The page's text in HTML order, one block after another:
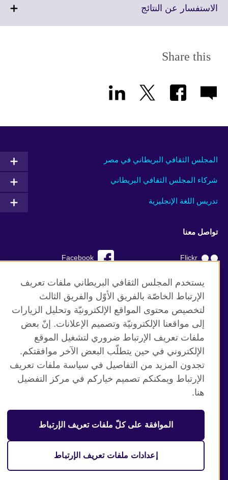
More
الاستفسار عن النتائج
Share this
المجلس الثقافي البريطاني في مصر
شركاء المجلس الثقافي البريطاني
تدريس اللغة الإنجليزية
تواصل معنا
Facebook Flickr
YouTube RSS
TikTok
موقع المجلس الثقافي البريطاني العالمي
الخصوصية وشروط الاستخدام
ملفات تعريف الإرتباط
خارطة الموقع
منظمة المملكة المتحدة الدولية للعلاقات الثقافية والفرص
يستخدم المجلس الثقافي البريطاني ملفات تعريف
الإرتباط الخاصّة بالفريق الأوّل والفريق الثالث
لتخصيص محتوى المواقع الإلكترونيّة وتحليل الزيارات
إلى مواقعنا الإلكترونيّة وتصميم الإعلانات. إنّ بعض
ملفات تعريف الإرتباط ضروري لتشغيل الموقع
الإلكتروني في حين يتطلّب البعض الآخر موافقتكم.
تجدون المزيد من التفاصيل في سياسة ملفات تعريف
الإرتباط ويمكنكم تصميم خياركم في مركز التفضيل
هنا.
الموافقة على كلّ ملفات تعريف الإرتباط
إعدادات ملفات تعريف الإرتباط